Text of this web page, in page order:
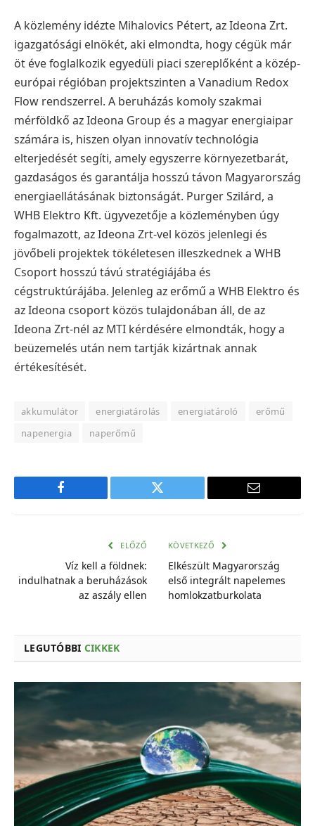
A közlemény idézte Mihalovics Pétert, az Ideona Zrt.
igazgatósági elnökét, aki elmondta, hogy cégük már
öt éve foglalkozik egyedüli piaci szereplőként a közép-
európai régióban projektszinten a Vanadium Redox
Flow rendszerrel. A beruházás komoly szakmai
mérföldkő az Ideona Group és a magyar energiaipar
számára is, hiszen olyan innovatív technológia
elterjedését segíti, amely egyszerre környezetbarát,
gazdaságos és garantálja hosszú távon Magyarország
energiaellátásának biztonságát. Purger Szilárd, a
WHB Elektro Kft. ügyvezetője a közleményben úgy
fogalmazott, az Ideona Zrt-vel közös jelenlegi és
jövőbeli projektek tökéletesen illeszkednek a WHB
Csoport hosszú távú stratégiájába és
cégstruktúrájába. Jelenleg az erőmű a WHB Elektro és
az Ideona csoport közös tulajdonában áll, de az
Ideona Zrt-nél az MTI kérdésére elmondták, hogy a
beüzemelés után nem tartják kizártnak annak
értékesítését.
akkumulátor energiatárolás energiatároló
erőmű
napenergia
naperőmű
Facebook Twitter
E-
ELŐZŐ
Víz kell a földnek:
indulhatnak a beruházások
az aszály ellen
KÖVETKEZŐ
Elkészült Magyarország
első integrált napelemes
homlokzatburkolata
LEGUTÓBBI CIKKEK